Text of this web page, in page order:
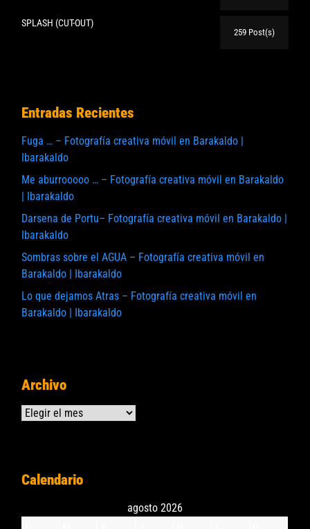
SPLASH (CUT-OUT)
259 Post(s)
Entradas Recientes
Fuga … – Fotografía creativa móvil en Barakaldo |
Ibarakaldo
Me aburrooooo … – Fotografía creativa móvil en Barakaldo
| Ibarakaldo
Darsena de Portu– Fotografía creativa móvil en Barakaldo |
Ibarakaldo
Sombras sobre el AGUA – Fotografía creativa móvil en
Barakaldo | Ibarakaldo
Lo que dejamos Atras – Fotografía creativa móvil en
Barakaldo | Ibarakaldo
Archivo
Archivos
Calendario
agosto 2026